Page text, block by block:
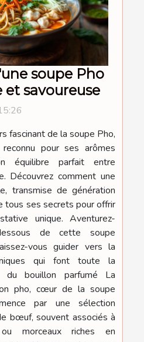
soupe Pho
savoureuse
fascinant de la soupe Pho,
pour ses arômes
équilibre parfait entre
Découvrez comment une
transmise de génération
tous ses secrets pour offrir
unique. Aventurez-
de cette soupe
vous guider vers la
qui font toute la
du bouillon parfumé La
pho, cœur de la soupe
par une sélection
bœuf, souvent associés à
morceaux riches en